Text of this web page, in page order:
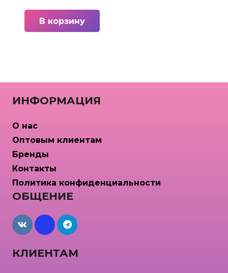
В корзину
КЛИЕНТАМ
ОБЩЕНИЕ
maxcdn
ИНФОРМАЦИЯ
О нас
Оптовым клиентам
Бренды
Контакты
Политика конфиденциальности